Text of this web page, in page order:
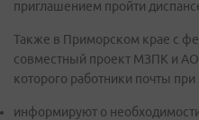
приглашением пройти
Также в Приморском крае с
совместный проект МЗПК и АО
которого работники почты
информируют о